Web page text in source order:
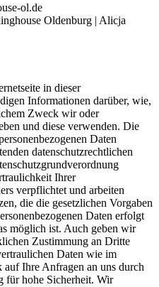
ol.de
Oldenburg | Alicja
in dieser
Informationen darüber, wie,
Zweck wir oder
und diese verwenden. Die
Daten
datenschutzrechtlichen
Ihrer
verpflichtet und arbeiten
die die gesetzlichen Vorgaben
Daten erfolgt
möglich ist. Auch geben wir
Zustimmung an Dritte
Daten wie im
Ihre Anfragen an uns durch
für hohe Sicherheit. Wir